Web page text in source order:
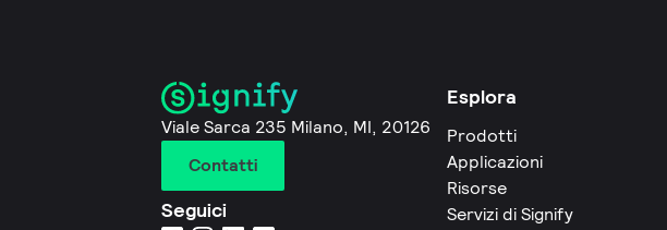
Viale Sarca 235 Milano, MI, 20126
Contatti
Seguici
Esplora
Prodotti
Applicazioni
Risorse
Servizi di Signify